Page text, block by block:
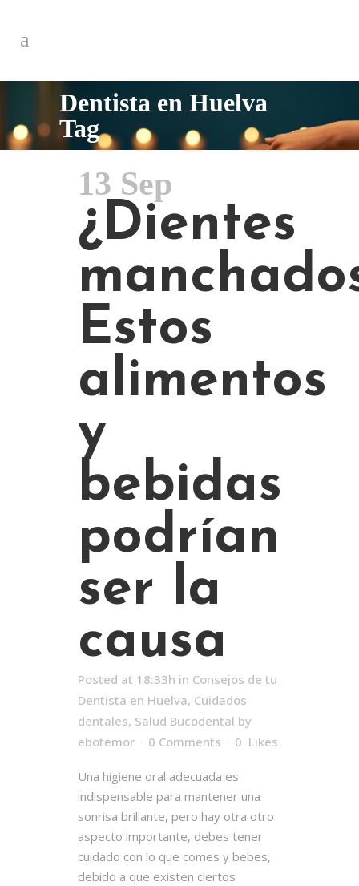
Dentista en Huelva
Tag
13 Sep
¿Dientes
Estos
alimentos
y
bebidas
podrían
ser la
causa
Posted at 18:33h in Consejos de tu
Dentista en Huelva, Cuidados
dentales, Salud Bucodental by
ebotemor
0 Comments 0 Likes
Una higiene oral adecuada es
indispensable para mantener una
sonrisa brillante, pero hay otra otro
aspecto importante, debes tener
cuidado con lo que comes y bebes,
debido a que existen ciertos